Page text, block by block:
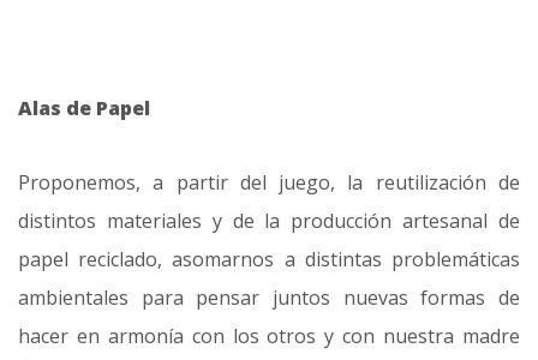
Alas de Papel
Proponemos, a partir del juego, la reutilización de
distintos materiales y de la producción artesanal de
papel reciclado, asomarnos a distintas problemáticas
ambientales para pensar juntos nuevas formas de
hacer en armonía con los otros y con nuestra madre